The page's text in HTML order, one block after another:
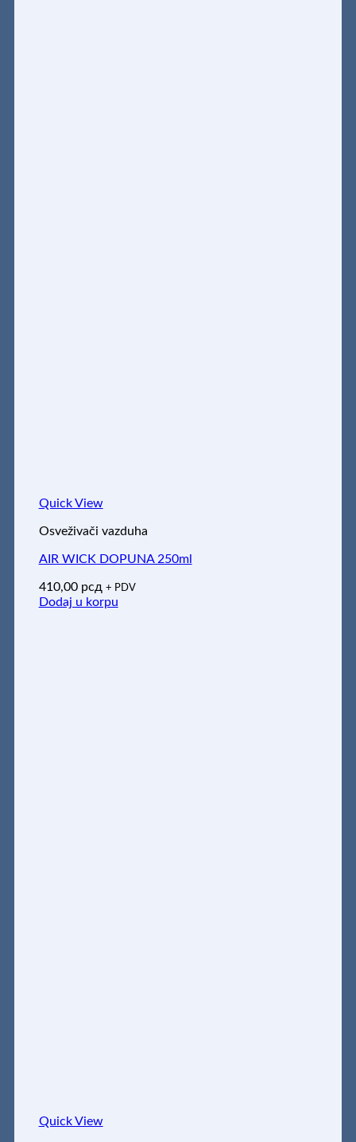
Quick View
Osveživači vazduha
AIR WICK DOPUNA 250ml
410,00 рсд + PDV
Dodaj u korpu
Quick View